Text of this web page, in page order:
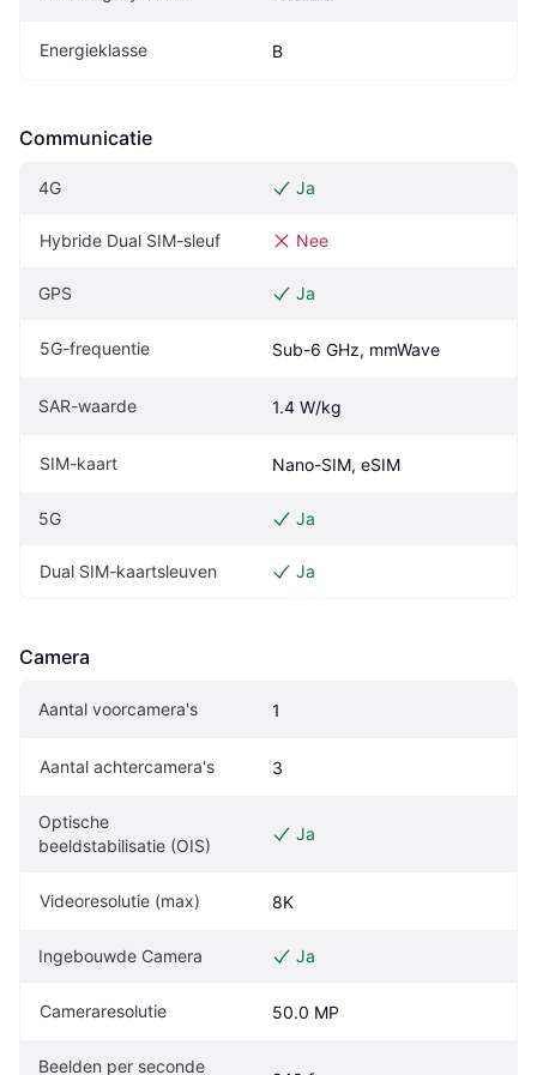
Energieklasse B
Communicatie
4G Ja
Hybride Dual SIM-sleuf Nee
GPS Ja
5G-frequentie Sub-6 GHz, mmWave
SAR-waarde 1.4 W/kg
SIM-kaart Nano-SIM, eSIM
5G Ja
Dual SIM-kaartsleuven Ja
Camera
Aantal voorcamera's 1
Aantal achtercamera's 3
Optische
beeldstabilisatie (OIS)
Ja
Videoresolutie (max) 8K
Ingebouwde Camera Ja
Cameraresolutie 50.0 MP
Beelden per seconde